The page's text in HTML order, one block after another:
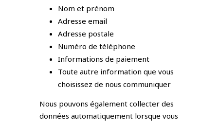
Nom et prénom
Adresse email
Adresse postale
Numéro de téléphone
Informations de paiement
Toute autre information que vous
choisissez de nous communiquer
Nous pouvons également collecter des
données automatiquement lorsque vous